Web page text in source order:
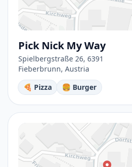
Pick Nick My Way
Spielbergstraße 26, 6391
Fieberbrunn, Austria
🍕 Pizza 🍔 Burger